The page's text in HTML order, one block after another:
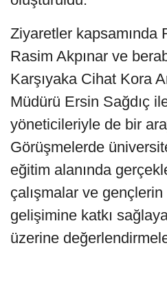
Ziyaretler kapsamında
Rasim Akpınar ve
Karşıyaka Cihat Kora
Müdürü Ersin Sağdıç
yöneticileriyle de bir
Görüşmelerde
eğitim alanında
çalışmalar ve
gelişimine katkı
üzerine